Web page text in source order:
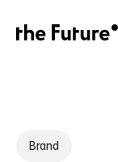
Brand